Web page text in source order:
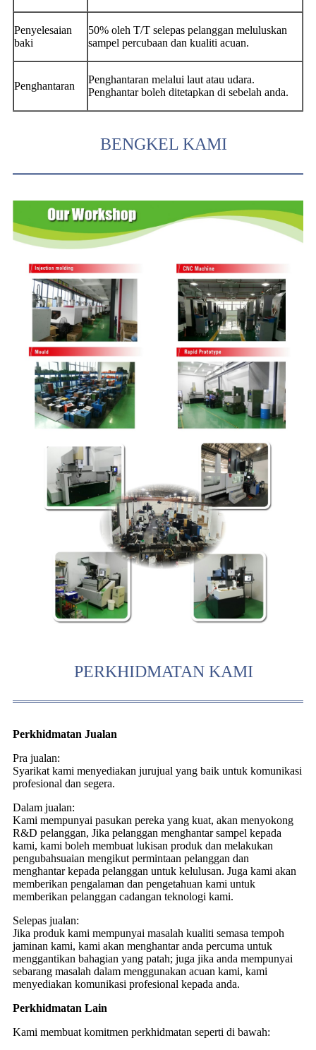
Penyelesaian
baki
50% oleh T/T selepas pelanggan meluluskan
sampel percubaan dan kualiti acuan.
Penghantaran
Penghantaran melalui laut atau udara.
Penghantar boleh ditetapkan di sebelah anda.
BENGKEL KAMI
PERKHIDMATAN KAMI
Perkhidmatan Jualan
Pra jualan:
Syarikat kami menyediakan jurujual yang baik untuk komunikasi
profesional dan segera.
Dalam jualan:
Kami mempunyai pasukan pereka yang kuat, akan menyokong
R&D pelanggan, Jika pelanggan menghantar sampel kepada
kami, kami boleh membuat lukisan produk dan melakukan
pengubahsuaian mengikut permintaan pelanggan dan
menghantar kepada pelanggan untuk kelulusan. Juga kami akan
memberikan pengalaman dan pengetahuan kami untuk
memberikan pelanggan cadangan teknologi kami.
Selepas jualan:
Jika produk kami mempunyai masalah kualiti semasa tempoh
jaminan kami, kami akan menghantar anda percuma untuk
menggantikan bahagian yang patah; juga jika anda mempunyai
sebarang masalah dalam menggunakan acuan kami, kami
menyediakan komunikasi profesional kepada anda.
Perkhidmatan Lain
Kami membuat komitmen perkhidmatan seperti di bawah: